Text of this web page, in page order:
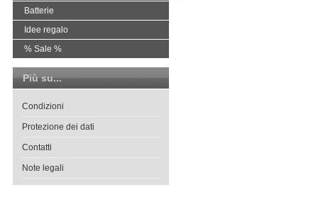
Batterie
Idee regalo
% Sale %
Più su...
Condizioni
Protezione dei dati
Contatti
Note legali